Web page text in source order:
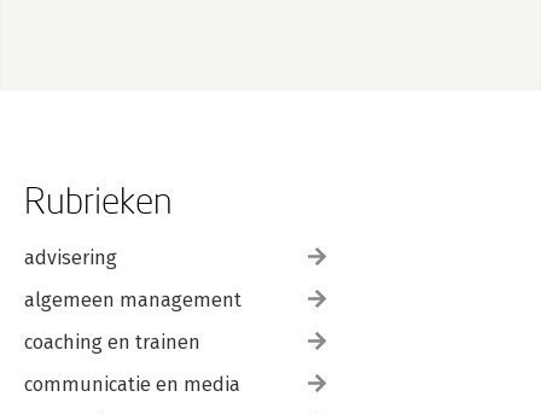
Rubrieken
advisering
algemeen management
coaching en trainen
communicatie en media